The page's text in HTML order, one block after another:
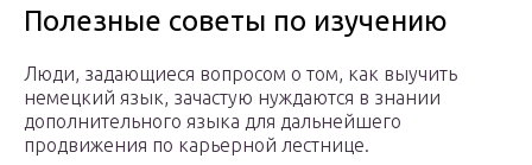
Полезные советы по изучению
Люди, задающиеся вопросом о том, как выучить
немецкий язык, зачастую нуждаются в знании
дополнительного языка для дальнейшего
продвижения по карьерной лестнице.